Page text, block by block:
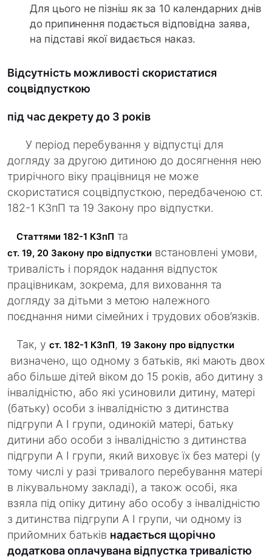
Для цього не пізніш як за 10 календарних днів
до припинення подається відповідна заява,
на підставі якої видається наказ.
Відсутність можливості скористатися
соцвідпусткою
під час декрету до 3 років
У період перебування у відпустці для
догляду за другою дитиною до досягнення нею
трирічного віку працівниця не може
скористатися соцвідпусткою, передбаченою ст.
182-1 КЗпП та 19 Закону про відпустки.
Статтями 182-1 КЗпП та
ст. 19, 20 Закону про відпустки встановлені умови,
тривалість і порядок надання відпусток
працівникам, зокрема, для виховання та
догляду за дітьми з метою належного
поєднання ними сімейних і трудових обов’язків.
Так, у ст. 182-1 КЗпП, 19 Закону про відпустки
визначено, що одному з батьків, які мають двох
або більше дітей віком до 15 років, або дитину з
інвалідністю, або які усиновили дитину, матері
(батьку) особи з інвалідністю з дитинства
підгрупи А I групи, одинокій матері, батьку
дитини або особи з інвалідністю з дитинства
підгрупи А I групи, який виховує їх без матері (у
тому числі у разі тривалого перебування матері
в лікувальному закладі), а також особі, яка
взяла під опіку дитину або особу з інвалідністю
з дитинства підгрупи А I групи, чи одному із
прийомних батьків надається щорічно
додаткова оплачувана відпустка тривалістю